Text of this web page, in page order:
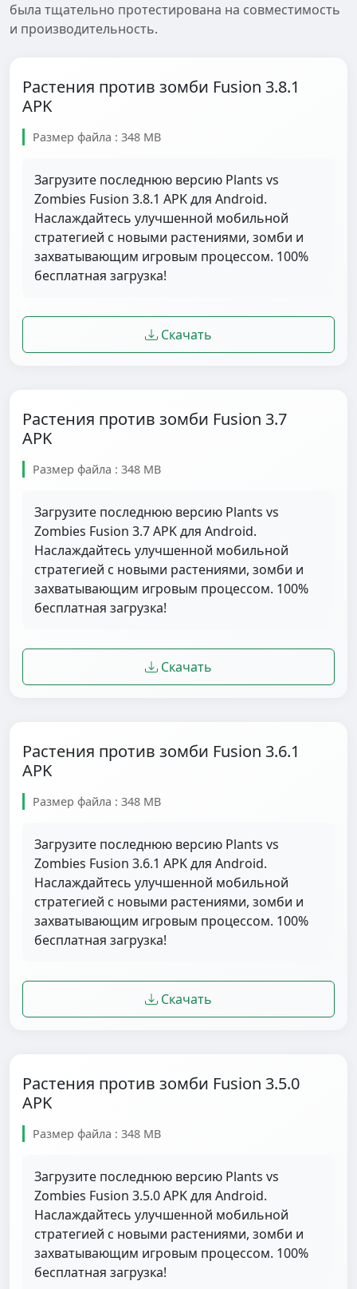
была тщательно протестирована на совместимость
и производительность.
Растения против зомби Fusion 3.8.1
APK
Размер файла : 348 MB
Загрузите последнюю версию Plants vs
Zombies Fusion 3.8.1 APK для Android.
Наслаждайтесь улучшенной мобильной
стратегией с новыми растениями, зомби и
захватывающим игровым процессом. 100%
бесплатная загрузка!
Скачать
Растения против зомби Fusion 3.7
APK
Размер файла : 348 MB
Загрузите последнюю версию Plants vs
Zombies Fusion 3.7 APK для Android.
Наслаждайтесь улучшенной мобильной
стратегией с новыми растениями, зомби и
захватывающим игровым процессом. 100%
бесплатная загрузка!
Скачать
Растения против зомби Fusion 3.6.1
APK
Размер файла : 348 MB
Загрузите последнюю версию Plants vs
Zombies Fusion 3.6.1 APK для Android.
Наслаждайтесь улучшенной мобильной
стратегией с новыми растениями, зомби и
захватывающим игровым процессом. 100%
бесплатная загрузка!
Скачать
Растения против зомби Fusion 3.5.0
APK
Размер файла : 348 MB
Загрузите последнюю версию Plants vs
Zombies Fusion 3.5.0 APK для Android.
Наслаждайтесь улучшенной мобильной
стратегией с новыми растениями, зомби и
захватывающим игровым процессом. 100%
бесплатная загрузка!